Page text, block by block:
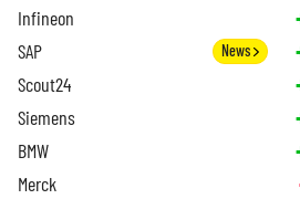
Infineon
SAP News
Scout24
Siemens
BMW
Merck